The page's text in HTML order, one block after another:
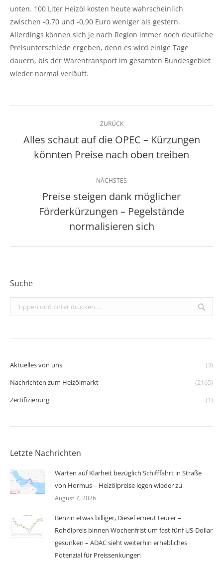
unten. 100 Liter Heizöl kosten heute wahrscheinlich
zwischen -0,70 und -0,90 Euro weniger als gestern.
Allerdings können sich je nach Region immer noch deutliche
Preisunterschiede ergeben, denn es wird einige Tage
dauern, bis der Warentransport im gesamten Bundesgebiet
wieder normal verläuft.
Kommentarnavigation
ZURÜCK
Vorheriger
Beitrag:
Alles schaut auf die OPEC – Kürzungen
könnten Preise nach oben treiben
NÄCHSTES
Nächster
Beitrag:
Preise steigen dank möglicher
Förderkürzungen – Pegelstände
normalisieren sich
Suche
Search:
Aktuelles von uns
(3)
Nachrichten zum Heizölmarkt
(2165)
Zertifizierung
(1)
Letzte Nachrichten
Warten auf Klarheit bezüglich Schifffahrt in Straße
von Hormus – Heizölpreise legen wieder zu
August 7, 2026
Benzin etwas billiger, Diesel erneut teurer –
Rohölpreis binnen Wochenfrist um fast fünf US-Dollar
gesunken – ADAC sieht weiterhin erhebliches
Potenzial für Preissenkungen